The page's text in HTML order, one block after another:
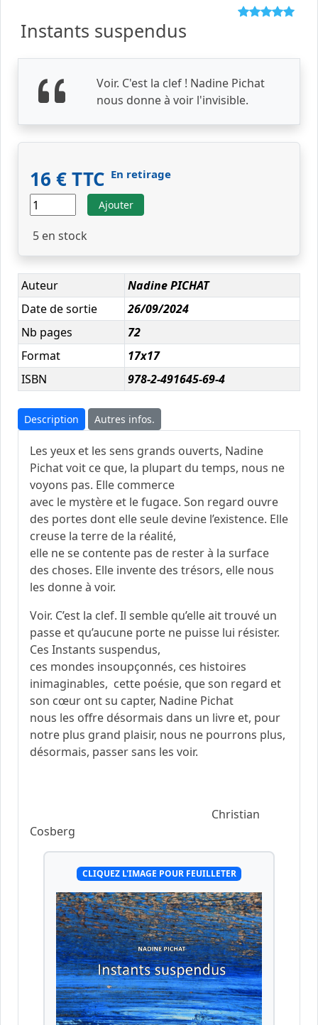
Instants suspendus
Voir. C'est la clef ! Nadine Pichat
nous donne à voir l'invisible.
16 € TTC En retirage
Ajouter
5 en stock
Auteur
Nadine PICHAT
Date de sortie
26/09/2024
Nb pages
72
Format
17x17
ISBN
978-2-491645-69-4
Description Autres infos.
Les yeux et les sens grands ouverts, Nadine
Pichat voit ce que, la plupart du temps, nous ne
voyons pas. Elle commerce
avec le mystère et le fugace. Son regard ouvre
des portes dont elle seule devine l’existence. Elle
creuse la terre de la réalité,
elle ne se contente pas de rester à la surface
des choses. Elle invente des trésors, elle nous
les donne à voir.
Voir. C’est la clef. Il semble qu’elle ait trouvé un
passe et qu’aucune porte ne puisse lui résister.
Ces Instants suspendus,
ces mondes insoupçonnés, ces histoires
inimaginables, cette poésie, que son regard et
son cœur ont su capter, Nadine Pichat
nous les offre désormais dans un livre et, pour
notre plus grand plaisir, nous ne pourrons plus,
désormais, passer sans les voir.
Christian
Cosberg
CLIQUEZ L'IMAGE POUR FEUILLETER